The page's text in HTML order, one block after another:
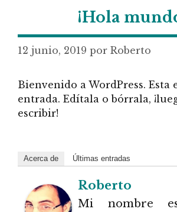
¡Hola
12 junio, 2019 por Roberto
Bienvenido a WordPress. Esta
entrada. Edítala o bórrala,
escribir!
Acerca de Últimas entradas
Roberto
Mi nombre